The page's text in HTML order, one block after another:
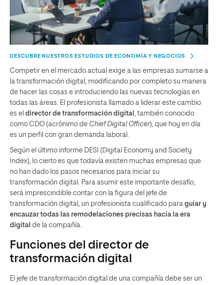
DESCUBRE NUESTROS ESTUDIOS DE ECONOMÍA Y NEGOCIOS
Competir en el mercado actual exige a las empresas sumarse a
la transformación digital, modificando por completo su manera
de hacer las cosas e introduciendo las nuevas tecnologías en
todas las áreas. El profesionista llamado a liderar este cambio
es el director de transformación digital
, también conocido
como CDO (acrónimo de Chief Digital Officer), que hoy en día
es un perfil con gran demanda laboral.
Según el último informe DESI (Digital Economy and Society
Index), lo cierto es que todavía existen muchas empresas que
no han dado los pasos necesarios para iniciar su
transformación digital. Para asumir este importante desafío,
será imprescindible contar con la figura del jefe de
transformación digital, un profesionista cualificado para guiar y
encauzar todas las remodelaciones precisas hacia la era
digital de la compañía.
Funciones del director de
transformación digital
El jefe de transformación digital de una compañía debe ser un